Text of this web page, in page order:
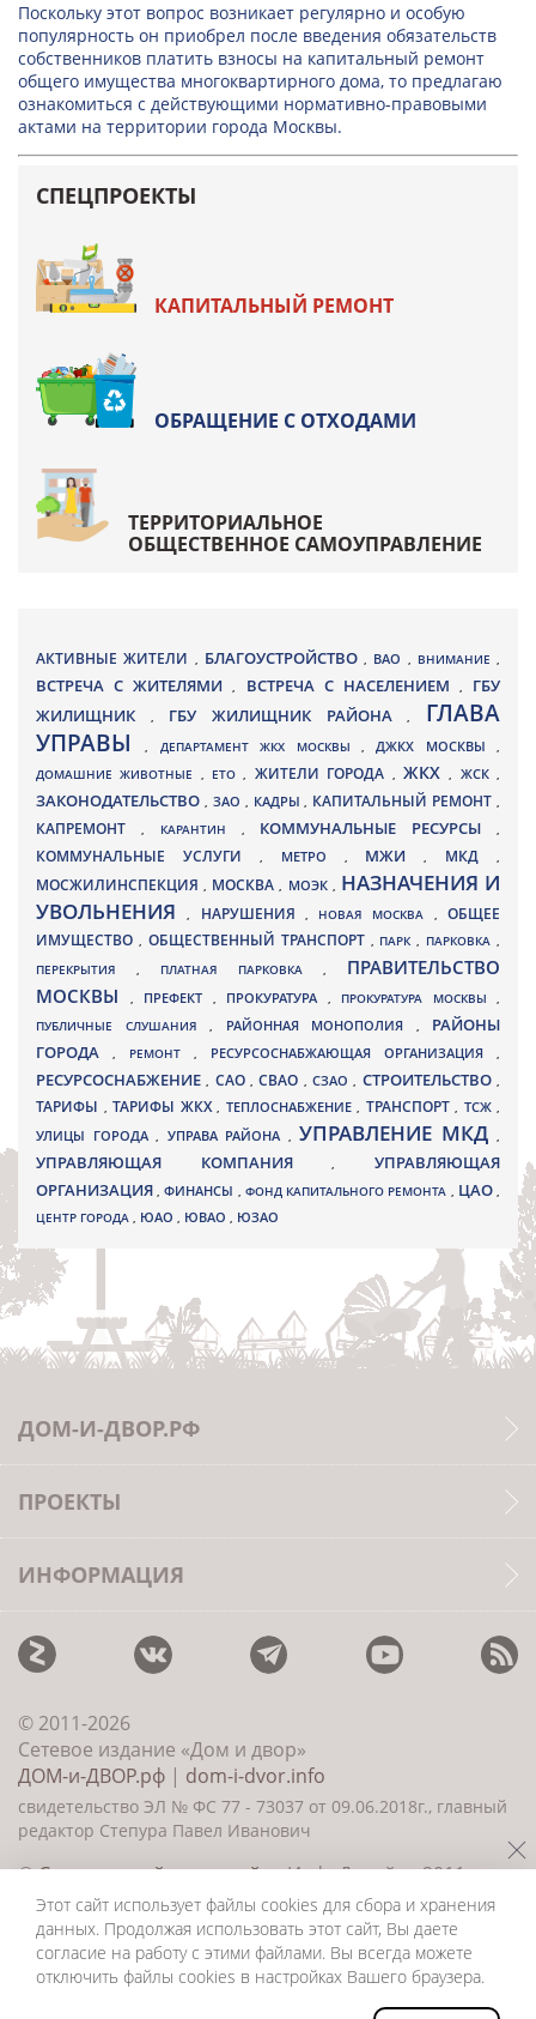
Поскольку этот вопрос возникает регулярно и особую
популярность он приобрел после введения обязательств
собственников платить взносы на капитальный ремонт
общего имущества многоквартирного дома, то предлагаю
ознакомиться с действующими нормативно-правовыми
актами на территории города Москвы.
СПЕЦПРОЕКТЫ
КАПИТАЛЬНЫЙ РЕМОНТ
ОБРАЩЕНИЕ С ОТХОДАМИ
ТЕРРИТОРИАЛЬНОЕ
ОБЩЕСТВЕННОЕ САМОУПРАВЛЕНИЕ
АКТИВНЫЕ ЖИТЕЛИ , БЛАГОУСТРОЙСТВО , ВАО , ВНИМАНИЕ ,
ВСТРЕЧА С ЖИТЕЛЯМИ, ВСТРЕЧА С НАСЕЛЕНИЕМ , ГБУ
ЖИЛИЩНИК
, ГБУ ЖИЛИЩНИК РАЙОНА, ГЛАВА
УПРАВЫ, ДЕПАРТАМЕНТ ЖКХ МОСКВЫ ,ДЖКХ МОСКВЫ ,
ДОМАШНИЕ ЖИВОТНЫЕ , ЕТО, ЖИТЕЛИ ГОРОДА , ЖКХ, ЖСК,
ЗАКОНОДАТЕЛЬСТВО , ЗАО , КАДРЫ, КАПИТАЛЬНЫЙ РЕМОНТ ,
КАПРЕМОНТ , КАРАНТИН , КОММУНАЛЬНЫЕ РЕСУРСЫ,
КОММУНАЛЬНЫЕ УСЛУГИ , МЕТРО , МЖИ, МКД ,
МОСЖИЛИНСПЕКЦИЯ, МОСКВА , МОЭК , НАЗНАЧЕНИЯ И
УВОЛЬНЕНИЯ, НАРУШЕНИЯ , НОВАЯ МОСКВА ,ОБЩЕЕ
ИМУЩЕСТВО , ОБЩЕСТВЕННЫЙ ТРАНСПОРТ , ПАРК, ПАРКОВКА ,
ПЕРЕКРЫТИЯ , ПЛАТНАЯ ПАРКОВКА , ПРАВИТЕЛЬСТВО
МОСКВЫ
, ПРЕФЕКТ , ПРОКУРАТУРА , ПРОКУРАТУРА МОСКВЫ ,
ПУБЛИЧНЫЕ СЛУШАНИЯ , РАЙОННАЯ МОНОПОЛИЯ , РАЙОНЫ
ГОРОДА
, РЕМОНТ , РЕСУРСОСНАБЖАЮЩАЯ ОРГАНИЗАЦИЯ ,
РЕСУРСОСНАБЖЕНИЕ, САО,СВАО ,СЗАО, СТРОИТЕЛЬСТВО,
ТАРИФЫ , ТАРИФЫ ЖКХ , ТЕПЛОСНАБЖЕНИЕ , ТРАНСПОРТ , ТСЖ ,
УЛИЦЫ ГОРОДА , УПРАВА РАЙОНА , УПРАВЛЕНИЕ МКД ,
УПРАВЛЯЮЩАЯ КОМПАНИЯ,УПРАВЛЯЮЩАЯ
ОРГАНИЗАЦИЯ,ФИНАНСЫ , ФОНД КАПИТАЛЬНОГО РЕМОНТА , ЦАО,
ЦЕНТР ГОРОДА , ЮАО , ЮВАО , ЮЗАО
ДОМ-И-ДВОР.РФ
ПРОЕКТЫ
ИНФОРМАЦИЯ
© 2011-2026
Сетевое издание «Дом и двор»
ДОМ-и-ДВОР.рф | dom-i-dvor.info
свидетельство ЭЛ № ФС 77 - 73037 от 09.06.2018г., главный
редактор Степура Павел Иванович
©Создание сайта и дизайн«ИнфоДизайн» 2011—
2026
Этот сайт использует файлы cookies для сбора и хранения
данных. Продолжая использовать этот сайт, Вы даете
согласие на работу с этими файлами. Вы всегда можете
отключить файлы cookies в настройках Вашего браузера.